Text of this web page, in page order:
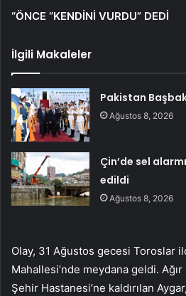
“ÖNCE “KENDİNİ VURDU” DEDİ
İlgili Makaleler
Pakistan
Ağustos 8, 2026
Çin’de sel
edildi
Ağustos 8, 2026
Olay, 31 Ağustos gecesi Toroslar
Mahallesi’nde meydana geldi.
Şehir Hastanesi’ne kaldırılan